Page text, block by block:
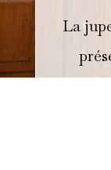
La